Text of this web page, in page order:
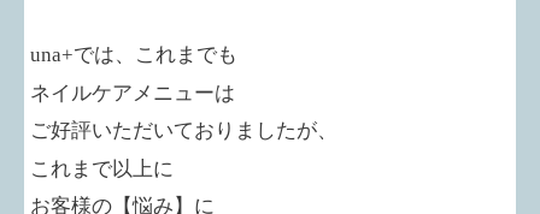
una+では、これまでも
ネイルケアメニューは
ご好評いただいておりましたが、
これまで以上に
お客様の【悩み】に